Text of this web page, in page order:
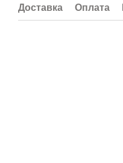
Доставка Оплата